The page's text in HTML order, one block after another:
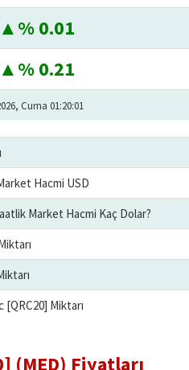
% 0.01
% 0.21
Cuma 01:20:01
Hacmi USD
Market Hacmi Kaç Dolar?
Miktarı
(MED) Fiyatları